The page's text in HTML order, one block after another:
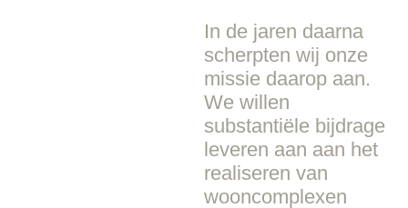
In de jaren daarna
scherpten wij onze
missie daarop aan.
We willen
substantiële bijdrage
leveren aan aan het
realiseren van
wooncomplexen